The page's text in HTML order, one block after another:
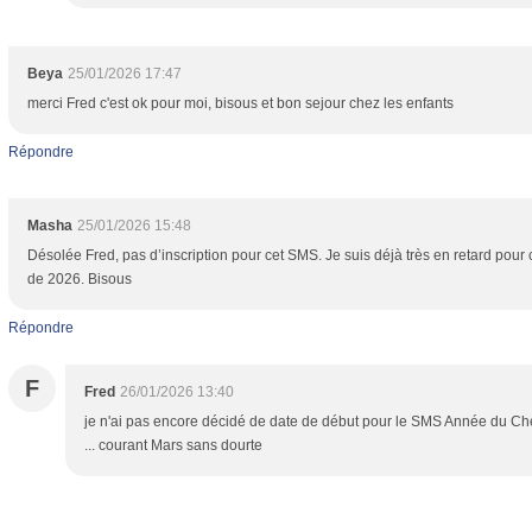
Beya 25/01/2026 17:47
merci Fred c'est ok pour moi, bisous et bon sejour chez les enfants
Répondre
Masha 25/01/2026 15:48
Désolée Fred, pas d’inscription pour cet SMS. Je suis déjà très en retard pour
de 2026. Bisous
Répondre
F Fred 26/01/2026 13:40
je n'ai pas encore décidé de date de début pour le SMS Année du
... courant Mars sans dourte